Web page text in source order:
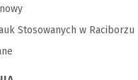
Stosowanych w Raciborzu